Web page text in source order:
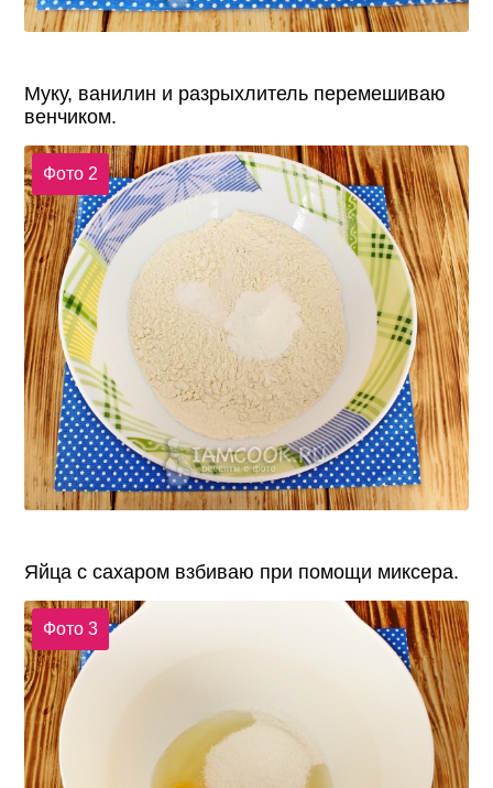
Муку, ванилин и разрыхлитель перемешиваю
венчиком.
Фото 2
Яйца с сахаром взбиваю при помощи миксера.
Фото 3